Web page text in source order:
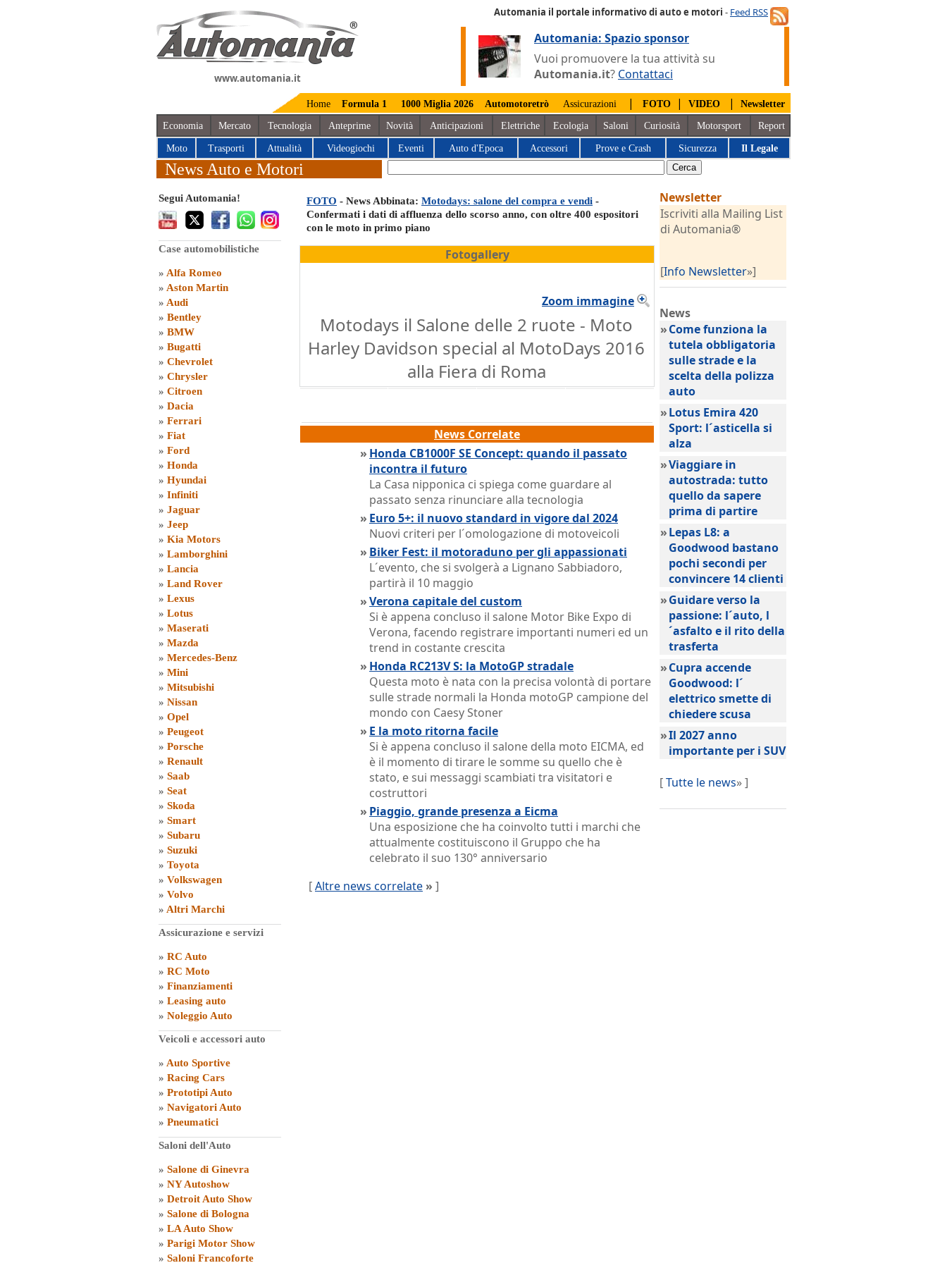
www.automania.it
Automania il portale informativo di auto e motori - Feed RSS
Automania: Spazio sponsor
Vuoi promuovere la tua attività su
Automania.it? Contattaci
Home Formula 1 1000 Miglia 2026 Automotoretrò Assicurazioni | FOTO | VIDEO | Newsletter
Economia Mercato Tecnologia Anteprime Novità Anticipazioni Elettriche Ecologia Saloni Curiosità Motorsport Report
Moto Trasporti Attualità Videogiochi Eventi Auto d'Epoca Accessori Prove e Crash Sicurezza Il Legale
News Auto e Motori
Segui Automania!
Case automobilistiche
» Alfa Romeo
» Aston Martin
» Audi
» Bentley
» BMW
» Bugatti
» Chevrolet
» Chrysler
» Citroen
» Dacia
» Ferrari
» Fiat
» Ford
» Honda
» Hyundai
» Infiniti
» Jaguar
» Jeep
» Kia Motors
» Lamborghini
» Lancia
» Land Rover
» Lexus
» Lotus
» Maserati
» Mazda
» Mercedes-Benz
» Mini
» Mitsubishi
» Nissan
» Opel
» Peugeot
» Porsche
» Renault
» Saab
» Seat
» Skoda
» Smart
» Subaru
» Suzuki
» Toyota
» Volkswagen
» Volvo
» Altri Marchi
Assicurazione e servizi
» RC Auto
» RC Moto
» Finanziamenti
» Leasing auto
» Noleggio Auto
Veicoli e accessori auto
» Auto Sportive
» Racing Cars
» Prototipi Auto
» Navigatori Auto
» Pneumatici
Saloni dell'Auto
» Salone di Ginevra
» NY Autoshow
» Detroit Auto Show
» Salone di Bologna
» LA Auto Show
» Parigi Motor Show
» Saloni Francoforte
FOTO - News Abbinata: Motodays: salone del compra e vendi -
Confermati i dati di affluenza dello scorso anno, con oltre 400 espositori
con le moto in primo piano
Fotogallery
Zoom immagine
Motodays il Salone delle 2 ruote - Moto
Harley Davidson special al MotoDays 2016
alla Fiera di Roma
News Correlate
» Honda CB1000F SE Concept: quando il passato
incontra il futuro
La Casa nipponica ci spiega come guardare al
passato senza rinunciare alla tecnologia
» Euro 5+: il nuovo standard in vigore dal 2024
Nuovi criteri per l´omologazione di motoveicoli
» Biker Fest: il motoraduno per gli appassionati
L´evento, che si svolgerà a Lignano Sabbiadoro,
partirà il 10 maggio
»Verona capitale del custom
Si è appena concluso il salone Motor Bike Expo di
Verona, facendo registrare importanti numeri ed un
trend in costante crescita
» Honda RC213V S: la MotoGP stradale
Questa moto è nata con la precisa volontà di portare
sulle strade normali la Honda motoGP campione del
mondo con Caesy Stoner
» E la moto ritorna facile
Si è appena concluso il salone della moto EICMA, ed
è il momento di tirare le somme su quello che è
stato, e sui messaggi scambiati tra visitatori e
costruttori
» Piaggio, grande presenza a Eicma
Una esposizione che ha coinvolto tutti i marchi che
attualmente costituiscono il Gruppo che ha
celebrato il suo 130° anniversario
[Altre news correlate » ]
Newsletter
Iscriviti alla Mailing List
di Automania®
[Info Newsletter»]
News
»Come funziona la
tutela obbligatoria
sulle strade e la
scelta della polizza
auto
»Lotus Emira 420
Sport: l´asticella si
alza
»Viaggiare in
autostrada: tutto
quello da sapere
prima di partire
»Lepas L8: a
Goodwood bastano
pochi secondi per
convincere 14 clienti
»Guidare verso la
passione: l´auto, l
´asfalto e il rito della
trasferta
»Cupra accende
Goodwood: l´
elettrico smette di
chiedere scusa
»Il 2027 anno
importante per i SUV
[Tutte le news» ]